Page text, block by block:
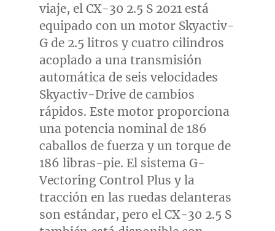
viaje, el CX-30 2.5 S 2021 está
equipado con un motor Skyactiv-
G de 2.5 litros y cuatro cilindros
acoplado a una transmisión
automática de seis velocidades
Skyactiv-Drive de cambios
rápidos. Este motor proporciona
una potencia nominal de 186
caballos de fuerza y un torque de
186 libras-pie. El sistema G-
Vectoring Control Plus y la
tracción en las ruedas delanteras
son estándar, pero el CX-30 2.5 S